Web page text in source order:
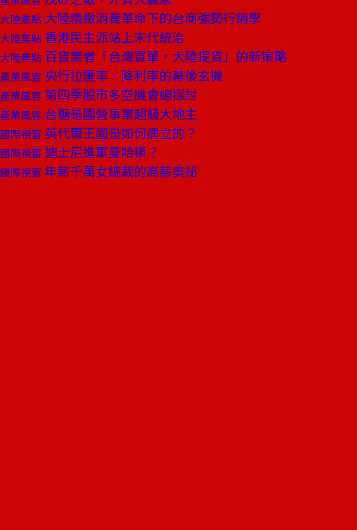
大陸焦點 大陸精緻消費革命下的台商強勢行銷學
大陸焦點 香港民主派站上末代統治
大陸焦點 百貨業者「台灣買單，大陸提貨」的新策略
產業風雲 央行拉匯率、降利率的幕後玄機
產業風雲 第四季股市多空機會總探討
產業風雲 台糖是國營事業超級大地主
國際視窗 英代爾王國是如何建立的？
國際視窗 迪士尼進軍曼哈頓？
國際視窗 年薪千萬女總裁的高薪奧祕